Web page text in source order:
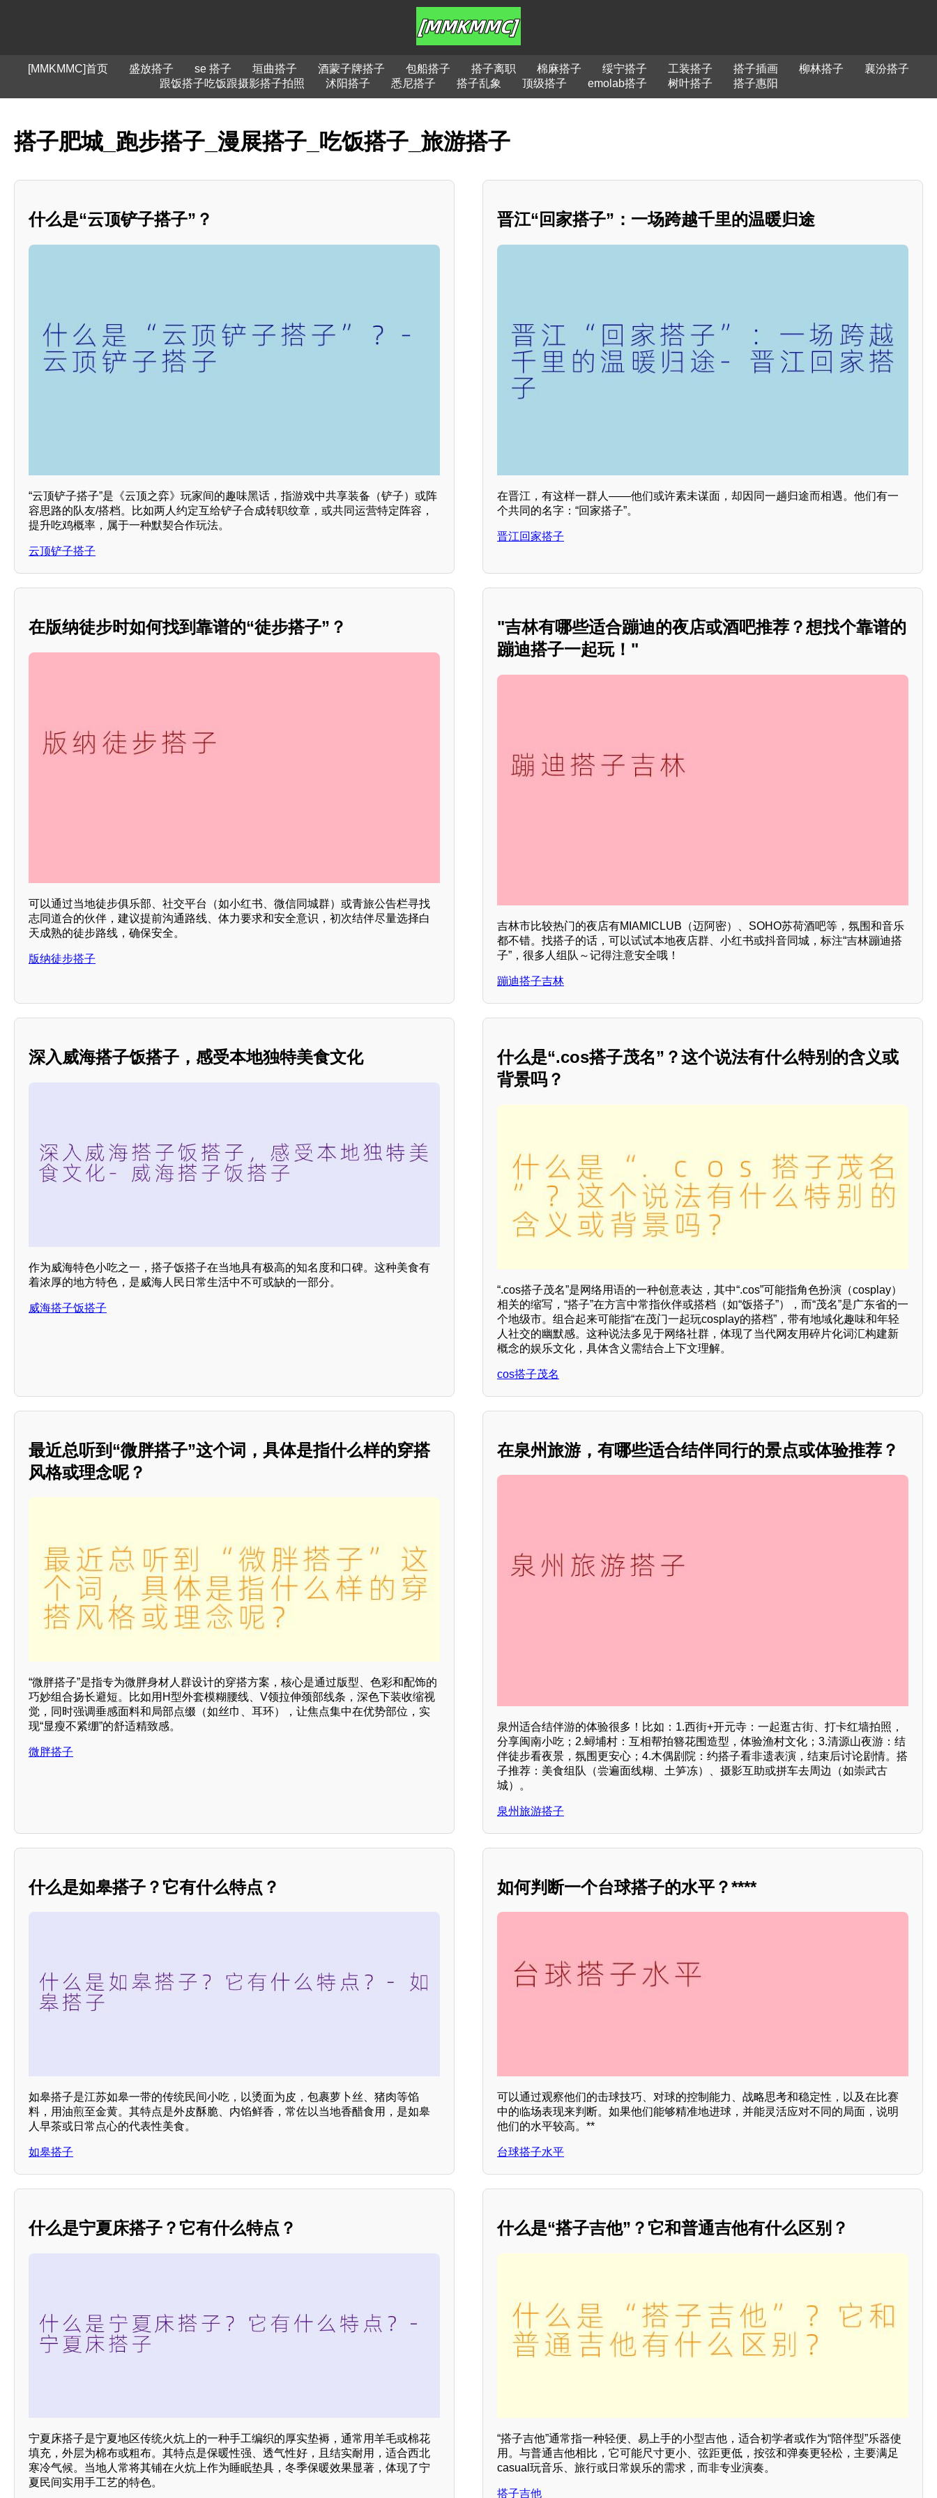
[MMKMMC]首页 盛放搭子 se 搭子 垣曲搭子 酒蒙子牌搭子 包船搭子 搭子离职 棉麻搭子 绥宁搭子 工装搭子 搭子插画 柳林搭子
襄汾搭子
跟饭搭子吃饭跟摄影搭子拍照
沭阳搭子 悉尼搭子 搭子乱象 顶级搭子 emolab搭子 树叶搭子 搭子惠阳
搭子肥城_跑步搭子_漫展搭子_吃饭搭子_旅游搭子
什么是“云顶铲子搭子”？
“云顶铲子搭子”是《云顶之弈》玩家间的趣味黑话，指游戏中共享装备（铲子）或阵
容思路的队友/搭档。比如两人约定互给铲子合成转职纹章，或共同运营特定阵容，
提升吃鸡概率，属于一种默契合作玩法。
云顶铲子搭子
晋江“回家搭子”：一场跨越千里的温暖归途
在晋江，有这样一群人——他们或许素未谋面，却因同一趟归途而相遇。他们有一
个共同的名字：“回家搭子”。
晋江回家搭子
在版纳徒步时如何找到靠谱的“徒步搭子”？
可以通过当地徒步俱乐部、社交平台（如小红书、微信同城群）或青旅公告栏寻找
志同道合的伙伴，建议提前沟通路线、体力要求和安全意识，初次结伴尽量选择白
天成熟的徒步路线，确保安全。
版纳徒步搭子
"吉林有哪些适合蹦迪的夜店或酒吧推荐？想找个靠谱的
蹦迪搭子一起玩！"
吉林市比较热门的夜店有MIAMICLUB（迈阿密）、SOHO苏荷酒吧等，氛围和音乐
都不错。找搭子的话，可以试试本地夜店群、小红书或抖音同城，标注“吉林蹦迪搭
子”，很多人组队～记得注意安全哦！
蹦迪搭子吉林
深入威海搭子饭搭子，感受本地独特美食文化
作为威海特色小吃之一，搭子饭搭子在当地具有极高的知名度和口碑。这种美食有
着浓厚的地方特色，是威海人民日常生活中不可或缺的一部分。
威海搭子饭搭子
什么是“.cos搭子茂名”？这个说法有什么特别的含义或
背景吗？
“.cos搭子茂名”是网络用语的一种创意表达，其中“.cos”可能指角色扮演（cosplay）
相关的缩写，“搭子”在方言中常指伙伴或搭档（如“饭搭子”），而“茂名”是广东省的一
个地级市。组合起来可能指“在茂门一起玩cosplay的搭档”，带有地域化趣味和年轻
人社交的幽默感。这种说法多见于网络社群，体现了当代网友用碎片化词汇构建新
概念的娱乐文化，具体含义需结合上下文理解。
cos搭子茂名
最近总听到“微胖搭子”这个词，具体是指什么样的穿搭
风格或理念呢？
“微胖搭子”是指专为微胖身材人群设计的穿搭方案，核心是通过版型、色彩和配饰的
巧妙组合扬长避短。比如用H型外套模糊腰线、V领拉伸颈部线条，深色下装收缩视
觉，同时强调垂感面料和局部点缀（如丝巾、耳环），让焦点集中在优势部位，实
现“显瘦不紧绷”的舒适精致感。
微胖搭子
在泉州旅游，有哪些适合结伴同行的景点或体验推荐？
泉州适合结伴游的体验很多！比如：1.西街+开元寺：一起逛古街、打卡红墙拍照，
分享闽南小吃；2.蟳埔村：互相帮拍簪花围造型，体验渔村文化；3.清源山夜游：结
伴徒步看夜景，氛围更安心；4.木偶剧院：约搭子看非遗表演，结束后讨论剧情。搭
子推荐：美食组队（尝遍面线糊、土笋冻）、摄影互助或拼车去周边（如崇武古
城）。
泉州旅游搭子
什么是如皋搭子？它有什么特点？
如皋搭子是江苏如皋一带的传统民间小吃，以烫面为皮，包裹萝卜丝、猪肉等馅
料，用油煎至金黄。其特点是外皮酥脆、内馅鲜香，常佐以当地香醋食用，是如皋
人早茶或日常点心的代表性美食。
如皋搭子
如何判断一个台球搭子的水平？****
可以通过观察他们的击球技巧、对球的控制能力、战略思考和稳定性，以及在比赛
中的临场表现来判断。如果他们能够精准地进球，并能灵活应对不同的局面，说明
他们的水平较高。**
台球搭子水平
什么是宁夏床搭子？它有什么特点？
宁夏床搭子是宁夏地区传统火炕上的一种手工编织的厚实垫褥，通常用羊毛或棉花
填充，外层为棉布或粗布。其特点是保暖性强、透气性好，且结实耐用，适合西北
寒冷气候。当地人常将其铺在火炕上作为睡眠垫具，冬季保暖效果显著，体现了宁
夏民间实用手工艺的特色。
什么是“搭子吉他”？它和普通吉他有什么区别？
“搭子吉他”通常指一种轻便、易上手的小型吉他，适合初学者或作为“陪伴型”乐器使
用。与普通吉他相比，它可能尺寸更小、弦距更低，按弦和弹奏更轻松，主要满足
casual玩音乐、旅行或日常娱乐的需求，而非专业演奏。
搭子吉他